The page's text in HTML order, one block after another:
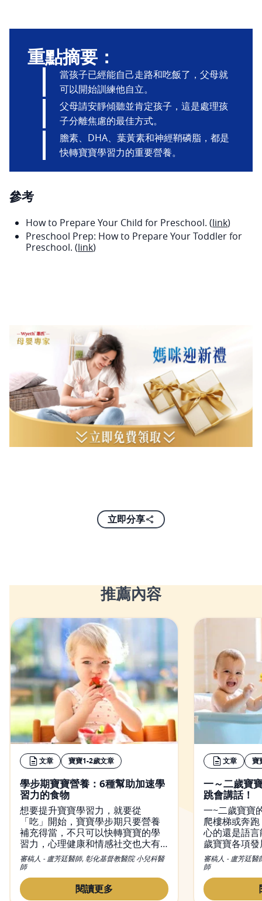
重點摘要：
當孩子已經能自己走路和吃飯了，父母就
可以開始訓練他自立。
父母請安靜傾聽並肯定孩子，這是處理孩
子分離焦慮的最佳方式。
膽素、DHA、葉黃素和神經鞘磷脂，都是
快轉寶寶學習力的重要營養。
參考
How to Prepare Your Child for Preschool. (link)
Preschool Prep: How to Prepare Your Toddler for
Preschool. (link)
立即分享
推薦內容
文章 寶寶1-2歲文章
學步期寶寶營養：6種幫助加速學
習力的食物
想要提升寶寶學習力，就要從
「吃」開始，寶寶學步期只要營養
補充得當，不只可以快轉寶寶的學
習力，心理健康和情感社交也大有
幫助！
審稿人 - 盧芳廷醫師, 彰化基督教醫院 小兒科醫
師
閱讀更多
文章 寶
一～二歲寶
跳會講話！
一~二歲寶寶
爬樓梯或奔
心的還是語
歲寶寶各項
教一歲寶寶
審稿人 - 盧芳廷醫
師